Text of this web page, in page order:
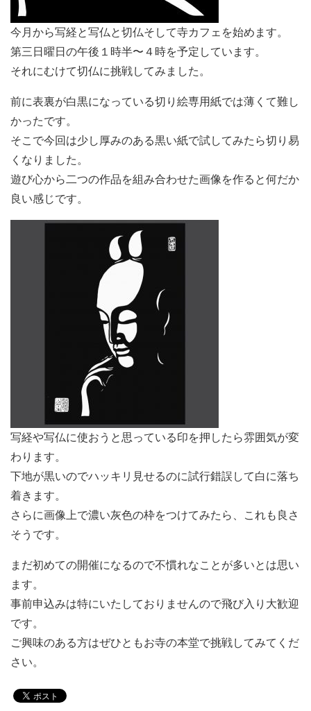
今月から写経と写仏と切仏そして寺カフェを始めます。
第三日曜日の午後１時半〜４時を予定しています。
それにむけて切仏に挑戦してみました。
前に表裏が白黒になっている切り絵専用紙では薄くて難し
かったです。
そこで今回は少し厚みのある黒い紙で試してみたら切り易
くなりました。
遊び心から二つの作品を組み合わせた画像を作ると何だか
良い感じです。
写経や写仏に使おうと思っている印を押したら雰囲気が変
わります。
下地が黒いのでハッキリ見せるのに試行錯誤して白に落ち
着きます。
さらに画像上で濃い灰色の枠をつけてみたら、これも良さ
そうです。
まだ初めての開催になるので不慣れなことが多いとは思い
ます。
事前申込みは特にいたしておりませんので飛び入り大歓迎
です。
ご興味のある方はぜひともお寺の本堂で挑戦してみてくだ
さい。